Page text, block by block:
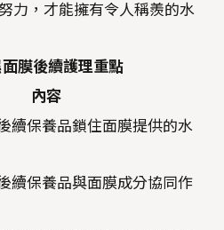
力，才能擁有令人稱羨的水
膜後續護理重點
內容
續保養品鎖住面膜提供的水
續保養品與面膜成分協同作